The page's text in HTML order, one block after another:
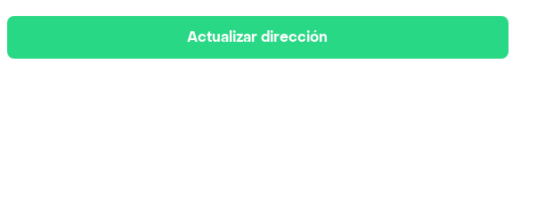
Actualizar dirección